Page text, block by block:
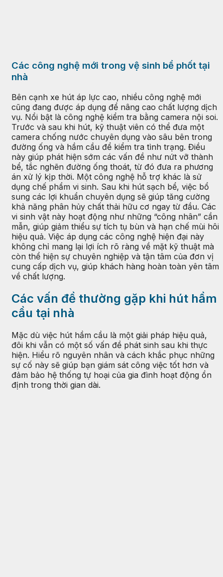
Các công nghệ mới trong vệ sinh bể phốt tại
nhà
Bên cạnh xe hút áp lực cao, nhiều công nghệ mới
cũng đang được áp dụng để nâng cao chất lượng dịch
vụ. Nổi bật là công nghệ kiểm tra bằng camera nội soi.
Trước và sau khi hút, kỹ thuật viên có thể đưa một
camera chống nước chuyên dụng vào sâu bên trong
đường ống và hầm cầu để kiểm tra tình trạng. Điều
này giúp phát hiện sớm các vấn đề như nứt vỡ thành
bể, tắc nghẽn đường ống thoát, từ đó đưa ra phương
án xử lý kịp thời. Một công nghệ hỗ trợ khác là sử
dụng chế phẩm vi sinh. Sau khi hút sạch bể, việc bổ
sung các lợi khuẩn chuyên dụng sẽ giúp tăng cường
khả năng phân hủy chất thải hữu cơ ngay từ đầu. Các
vi sinh vật này hoạt động như những “công nhân” cần
mẫn, giúp giảm thiểu sự tích tụ bùn và hạn chế mùi hôi
hiệu quả. Việc áp dụng các công nghệ hiện đại này
không chỉ mang lại lợi ích rõ ràng về mặt kỹ thuật mà
còn thể hiện sự chuyên nghiệp và tận tâm của đơn vị
cung cấp dịch vụ, giúp khách hàng hoàn toàn yên tâm
về chất lượng.
Các vấn đề thường gặp khi hút hầm
cầu tại nhà
Mặc dù việc hút hầm cầu là một giải pháp hiệu quả,
đôi khi vẫn có một số vấn đề phát sinh sau khi thực
hiện. Hiểu rõ nguyên nhân và cách khắc phục những
sự cố này sẽ giúp bạn giám sát công việc tốt hơn và
đảm bảo hệ thống tự hoại của gia đình hoạt động ổn
định trong thời gian dài.